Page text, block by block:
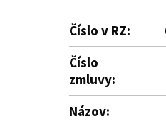
Číslo v RZ:
Číslo
zmluvy:
Názov: